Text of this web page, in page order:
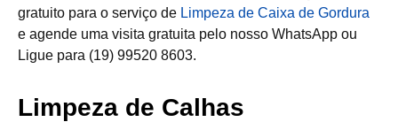
gratuito para o serviço de Limpeza de Caixa de Gordura
e agende uma visita gratuita pelo nosso WhatsApp ou
Ligue para (19) 99520 8603.
Limpeza de Calhas